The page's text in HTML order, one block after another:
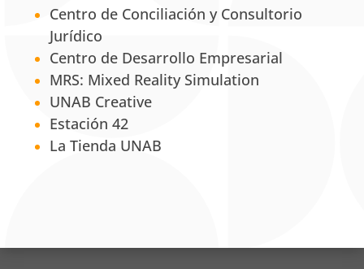
Centro de Conciliación y Consultorio
Jurídico
Centro de Desarrollo Empresarial
MRS: Mixed Reality Simulation
UNAB Creative
Estación 42
La Tienda UNAB